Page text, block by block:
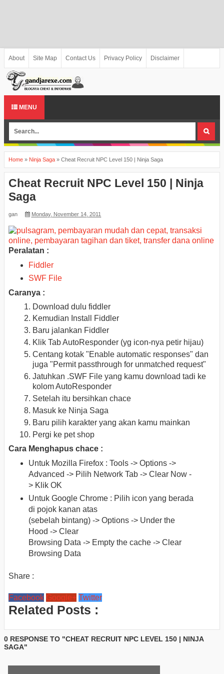
About Site Map Contact Us Privacy Policy Disclaimer
MENU
Home » Ninja Saga » Cheat Recruit NPC Level 150 | Ninja Saga
Cheat Recruit NPC Level 150 | Ninja
Saga
gan Monday, November 14, 2011
Peralatan :
Fiddler
SWF File
Caranya :
Download dulu fiddler
Kemudian Install Fiddler
Baru jalankan Fiddler
Klik Tab AutoResponder (yg icon-nya petir hijau)
Centang kotak "Enable automatic responses" dan
juga "Permit passthrough for unmatched request"
Jatuhkan .SWF File yang kamu download tadi ke
kolom AutoResponder
Setelah itu bersihkan chace
Masuk ke Ninja Saga
Baru pilih karakter yang akan kamu mainkan
Pergi ke pet shop
Cara Menghapus chace :
Untuk Mozilla Firefox : Tools -> Options ->
Advanced -> Pilih Network Tab -> Clear Now -
> Klik OK
Untuk Google Chrome : Pilih icon yang berada
di pojok kanan atas
(sebelah bintang) -> Options -> Under the
Hood -> Clear
Browsing Data -> Empty the cache -> Clear
Browsing Data
Share :
Facebook Google+ Twitter
Related Posts :
0 RESPONSE TO "CHEAT RECRUIT NPC LEVEL 150 | NINJA
SAGA"